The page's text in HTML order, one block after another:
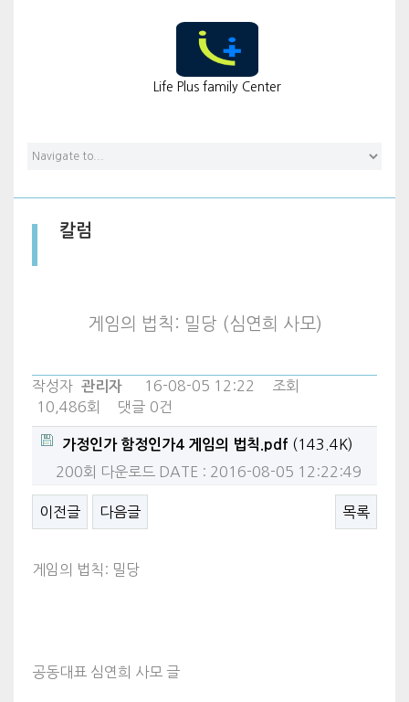
Life Plus family Center
칼럼
게임의 법칙: 밀당 (심연희 사모)
작성자 관리자 16-08-05 12:22
조회
10,486회
댓글 0건
가정인가 함정인가4 게임의 법칙.pdf (143.4K)
200회 다운로드 DATE : 2016-08-05 12:22:49
이전글 다음글 목록
​게임의 법칙: 밀당
공동대표 심연희 사모 글